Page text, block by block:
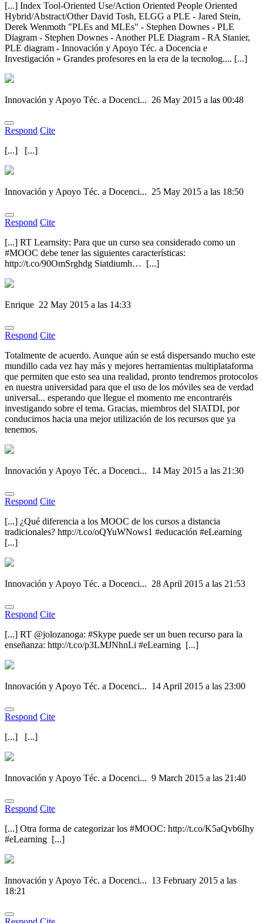
[...] Index Tool-Oriented Use/Action Oriented People Oriented
Hybrid/Abstract/Other David Tosh, ELGG a PLE - Jared Stein,
Derek Wenmoth "PLEs and MLEs" - Stephen Downes - PLE
Diagram - Stephen Downes - Another PLE Diagram - RA Stanier,
PLE diagram - Innovación y Apoyo Téc. a Docencia e
Investigación » Grandes profesores en la era de la tecnolog.... [...]
Innovación y Apoyo Téc. a Docenci... 26 May 2015 a las 00:48
Respond Cite
[...] [...]
Innovación y Apoyo Téc. a Docenci... 25 May 2015 a las 18:50
Respond Cite
[...] RT Learnsity: Para que un curso sea considerado como un
#MOOC debe tener las siguientes características:
http://t.co/90OmSrghdg Siatdiumh… [...]
Enrique 22 May 2015 a las 14:33
Respond Cite
Totalmente de acuerdo. Aunque aún se está dispersando mucho este
mundillo cada vez hay más y mejores herramientas multiplataforma
que permiten que esto sea una realidad, pronto tendremos protocolos
en nuestra universidad para que el uso de los móviles sea de verdad
universal... esperando que llegue el momento me encontraréis
investigando sobre el tema. Gracias, miembros del SIATDI, por
conducirnos hacia una mejor utilización de los recursos que ya
tenemos.
Innovación y Apoyo Téc. a Docenci... 14 May 2015 a las 21:30
Respond Cite
[...] ¿Qué diferencia a los MOOC de los cursos a distancia
tradicionales? http://t.co/oQYuWNows1 #educación #eLearning
[...]
Innovación y Apoyo Téc. a Docenci... 28 April 2015 a las 21:53
Respond Cite
[...] RT @jolozanoga: #Skype puede ser un buen recurso para la
enseñanza: http://t.co/p3LMJNhnLi #eLearning [...]
Innovación y Apoyo Téc. a Docenci... 14 April 2015 a las 23:00
Respond Cite
[...] [...]
Innovación y Apoyo Téc. a Docenci... 9 March 2015 a las 21:40
Respond Cite
[...] Otra forma de categorizar los #MOOC: http://t.co/K5aQvb6Ihy
#eLearning [...]
Innovación y Apoyo Téc. a Docenci... 13 February 2015 a las
18:21